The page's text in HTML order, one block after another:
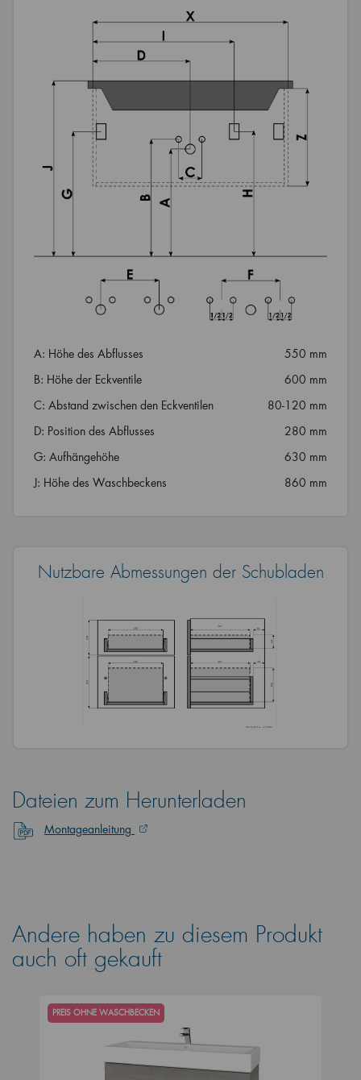
A: Höhe des Abflusses
550 mm
B: Höhe der Eckventile
600 mm
C: Abstand zwischen den Eckventilen
80-120 mm
D: Position des Abflusses
280 mm
G: Aufhängehöhe
630 mm
J: Höhe des Waschbeckens
860 mm
Nutzbare Abmessungen der Schubladen
Dateien zum Herunterladen
Montageanleitung
Andere haben zu diesem Produkt
auch oft gekauft
PREIS OHNE WASCHBECKEN